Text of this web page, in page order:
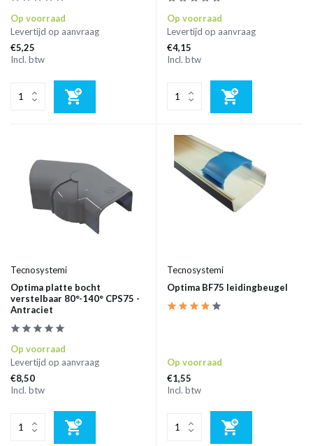
Op voorraad
Levertijd op aanvraag
€5,25
Incl. btw
Op voorraad
Levertijd op aanvraag
€4,15
Incl. btw
Tecnosystemi
Optima platte bocht
verstelbaar 80°-140° CPS75 -
Antraciet
Op voorraad
Levertijd op aanvraag
€8,50
Incl. btw
Tecnosystemi
Optima BF75 leidingbeugel
Op voorraad
€1,55
Incl. btw